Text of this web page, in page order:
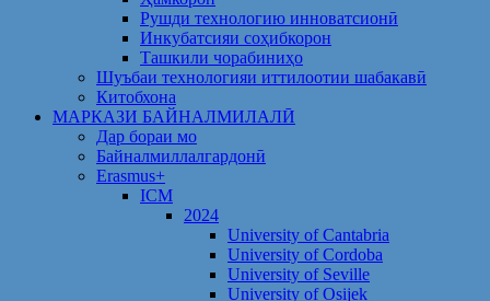
Рушди технологию инноватсионӣ
Инкубатсияи соҳибкорон
Ташкили чорабиниҳо
Шуъбаи технологияи иттилоотии шабакавӣ
Китобхона
МАРКАЗИ БАЙНАЛМИЛАЛӢ
Дар бораи мо
Байналмиллалгардонӣ
Erasmus+
ICM
2024
University of Cantabria
University of Cordoba
University of Seville
University of Osijek